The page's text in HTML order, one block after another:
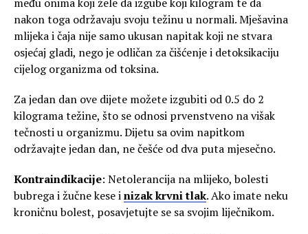
nakon toga održavaju svoju težinu u normali. Mješavina
mlijeka i čaja nije samo ukusan napitak koji ne stvara
osjećaj gladi, nego je odličan za čišćenje i detoksikaciju
cijelog organizma od toksina.
Za jedan dan ove dijete možete izgubiti od 0.5 do 2
kilograma težine, što se odnosi prvenstveno na višak
tečnosti u organizmu. Dijetu sa ovim napitkom
održavajte jedan dan, ne češće od dva puta mjesečno.
Kontraindikacije: Netolerancija na mlijeko, bolesti
bubrega i žučne kese inizak krvni tlak. Ako imate neku
kroničnu bolest, posavjetujte se sa svojim liječnikom.